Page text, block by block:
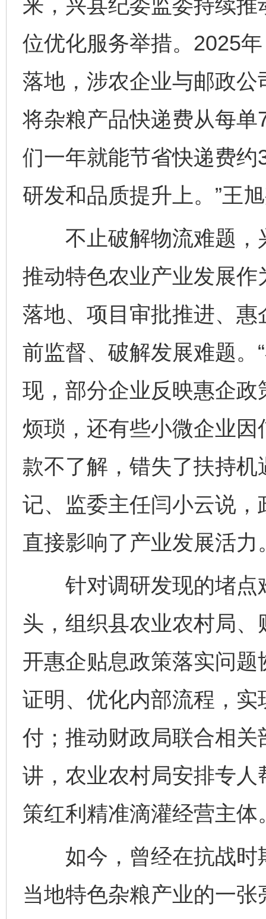
来，兴县纪委监委持续
位优化服务举措。2025
落地，涉农企业与邮政
将杂粮产品快递费从每单
们一年就能节省快递费
研发和品质提升上。”王
不止破解物流难题，
推动特色农业产业发展
落地、项目审批推进、
前监督、破解发展难题。
现，部分企业反映惠企
烦琐，还有些小微企业
款不了解，错失了扶持机
记、监委主任闫小云说，
直接影响了产业发展活力
针对调研发现的堵点
头，组织县农业农村局
开惠企贴息政策落实问
证明、优化内部流程，
付；推动财政局联合相
讲，农业农村局安排专
策红利精准滴灌经营主体
如今，曾经在抗战时
当地特色杂粮产业的一